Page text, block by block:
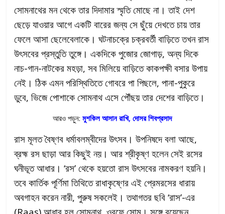
সোমনাথের মন থেকে তার দিদামার স্মৃতি মোছে না। তাই দেশ
ছেড়ে যাওয়ার আগে একটি বারের জন্য সে ছুঁয়ে দেখতে চায় তার
ফেলে আসা ছেলেবেলাকে। ঘটনাচক্রে চক্রবর্তী বাড়িতে তখন রাস
উৎসবের প্রস্তুতি তুঙ্গে। একদিকে পুজোর জোগাড়, অন্য দিকে
নাচ-গান-নাটকের মহড়া, সব মিলিয়ে বাড়িতে কাকপক্ষী বসার উপায়
নেই। ঠিক এমন পরিস্থিতিতে গোবরে পা পিছলে, পানা-পুকুরে
ডুবে, ভিজে পোশাকে সোমনাথ এসে পৌঁছয় তার দেশের বাড়িতে।
আরও পড়ুন:মুশকিল আসান রাখি, দোসর শিবপ্রসাদ
রাস মূলত বৈষ্ণব ধর্মাবলম্বীদের উৎসব। উপনিষদে বলা আছে,
ব্রহ্ম রস ছাড়া আর কিছুই নয়। আর শ্রীকৃষ্ণ হলেন সেই রসের
ঘনীভূত আধার। ‘রস’ থেকে হয়তো রাস উৎসবের নামকরণ হয়নি।
তবে কার্তিক পূর্ণিমা তিথিতে রাধাকৃষ্ণের এই প্রেমরসের ধারায়
অবগাহন করেন নারী, পুরুষ সকলেই। তথাগতর ছবি ‘রাস’-এর